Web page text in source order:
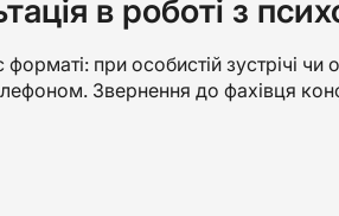
в роботі з
при особистій зустрічі
Звернення до фахівця